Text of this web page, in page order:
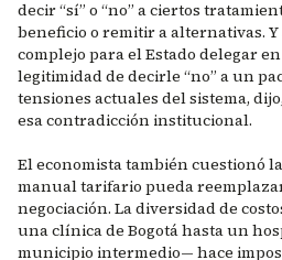
decir “sí” o “no” a ciertos
beneficio o remitir a alternativas.
complejo para el Estado delegar
legitimidad de decirle “no” a un
tensiones actuales del sistema,
esa contradicción institucional.
El economista también cuestionó
manual tarifario pueda
negociación. La diversidad de
una clínica de Bogotá hasta un
municipio intermedio— hace